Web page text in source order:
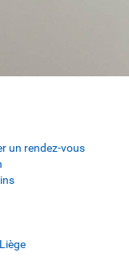
un rendez-vous